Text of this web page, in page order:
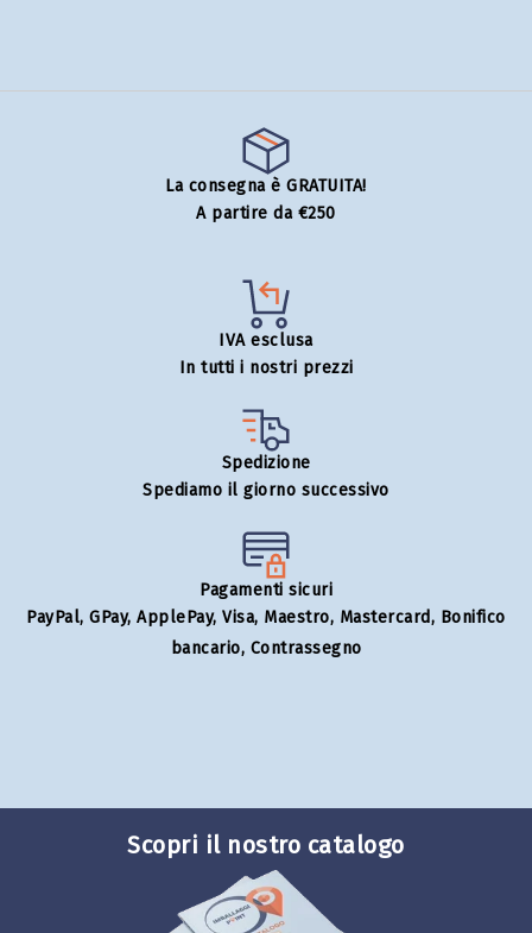
La consegna è GRATUITA!
A partire da €250
IVA esclusa
In tutti i nostri prezzi
Spedizione
Spediamo il giorno successivo
Pagamenti sicuri
PayPal, GPay, ApplePay, Visa, Maestro, Mastercard, Bonifico
bancario, Contrassegno
Scopri il nostro catalogo